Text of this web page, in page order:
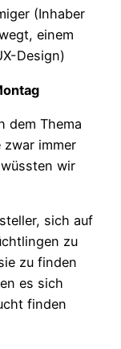
(Inhaber
einem
Design)
dem Thema
zwar immer
wir
sich auf
zu
zu finden
es sich
finden